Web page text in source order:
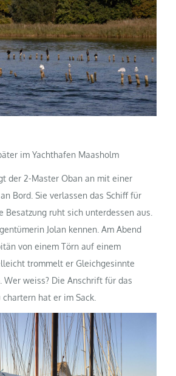
im Yachthafen Maasholm
der 2-Master Oban an mit einer
Bord. Sie verlassen das Schiff für
Besatzung ruht sich unterdessen aus.
Jolan kennen. Am Abend
von einem Törn auf einem
trommelt er Gleichgesinnte
Wer weiss? Die Anschrift für das
hat er im Sack.